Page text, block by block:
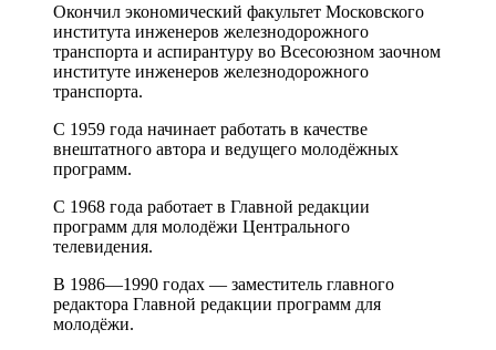
Окончил экономический факультет Московского
института инженеров железнодорожного
транспорта и аспирантуру во Всесоюзном заочном
институте инженеров железнодорожного
транспорта.
С 1959 года начинает работать в качестве
внештатного автора и ведущего молодёжных
программ.
С 1968 года работает в Главной редакции
программ для молодёжи Центрального
телевидения.
В 1986—1990 годах — заместитель главного
редактора Главной редакции программ для
молодёжи.